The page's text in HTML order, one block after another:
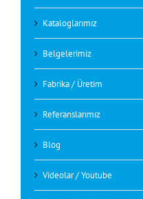
Kataloglarımız
Belgelerimiz
Fabrika / Üretim
Referanslarımız
Blog
Videolar / Youtube